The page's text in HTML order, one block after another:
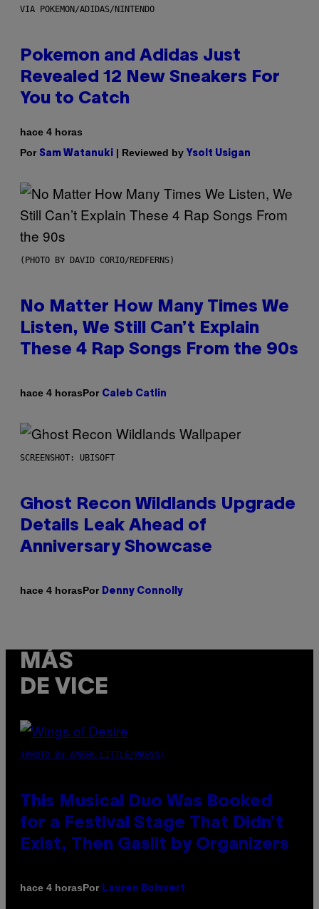
VIA POKEMON/ADIDAS/NINTENDO
Pokemon and Adidas Just
Revealed 12 New Sneakers For
You to Catch
hace 4 horas
Por Sam Watanuki | Reviewed by Ysolt Usigan
(PHOTO BY DAVID CORIO/REDFERNS)
No Matter How Many Times We
Listen, We Still Can’t Explain
These 4 Rap Songs From the 90s
hace 4 horasPor Caleb Catlin
SCREENSHOT: UBISOFT
Ghost Recon Wildlands Upgrade
Details Leak Ahead of
Anniversary Showcase
hace 4 horasPor Denny Connolly
MÁS
DE VICE
(PHOTO BY AMBER LITTLE/PRESS)
This Musical Duo Was Booked
for a Festival Stage That Didn’t
Exist, Then Gaslit by Organizers
hace 4 horasPor Lauren Boisvert